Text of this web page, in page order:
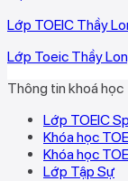
Lớp TOEIC Thầy
Lớp Toeic Thầy
Thông tin khoá học
Lớp TOEIC
Khóa học
Khóa học
Lớp Tập Sự